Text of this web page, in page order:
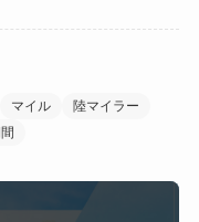
マイル
陸マイラー